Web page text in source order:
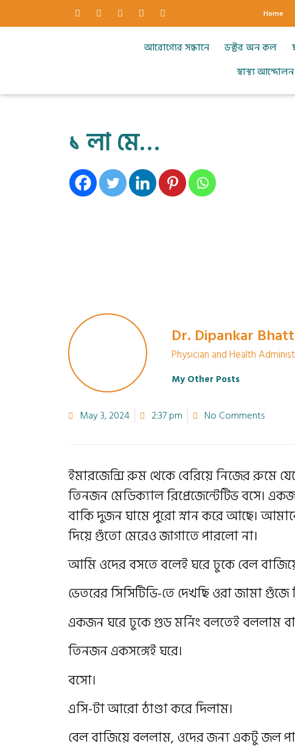
Home
আরোগ্যের সন্ধানে ডক্টর অন কল
স্বাস্থ্য আন্দোলন
১ লা মে…
Dr. Dipankar
Physician and Health
My Other Posts
May 3, 2024 2:37 pm No Comments
ইমারজেন্সি রুম থেকে বেরিয়ে নিজের রুমে
তিনজন মেডিক্যাল রিপ্রেজেন্টেটিভ বসে।
বাকি দুজন ঘামে পুরো স্নান করে আছে।
দিয়ে গুঁতো মেরেও জাগাতে পারলো না।
আমি ওদের বসতে বলেই ঘরে ঢুকে বেল
ভেতরের সিসিটিভি-তে দেখছি ওরা জামা গুঁজে
একজন ঘরে ঢুকে গুড মর্নিং বলতেই বললাম
তিনজন একসঙ্গেই ঘরে।
বসো।
এসি-টা আরো ঠাণ্ডা করে দিলাম।
বেল বাজিয়ে বললাম, ওদের জন্য একটু জল